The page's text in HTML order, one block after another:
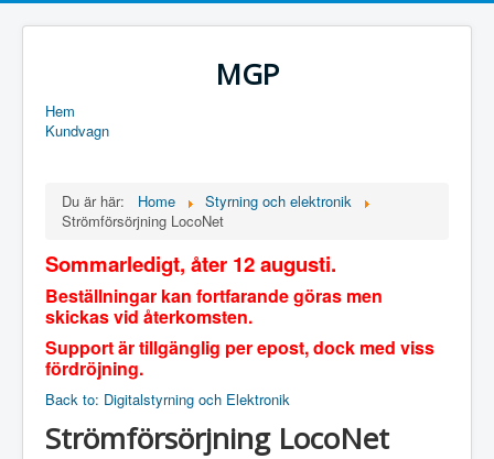
MGP
Hem
Kundvagn
Du är här: Home
Styrning och elektronik
Strömförsörjning LocoNet
Sommarledigt, åter 12 augusti.
Beställningar kan fortfarande göras men
skickas vid återkomsten.
Support är tillgänglig per epost, dock med viss
fördröjning.
Back to: Digitalstyrning och Elektronik
Strömförsörjning LocoNet